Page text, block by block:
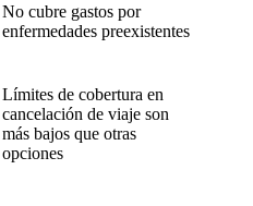
No cubre gastos por
enfermedades preexistentes
Límites de cobertura en
cancelación de viaje son
más bajos que otras
opciones